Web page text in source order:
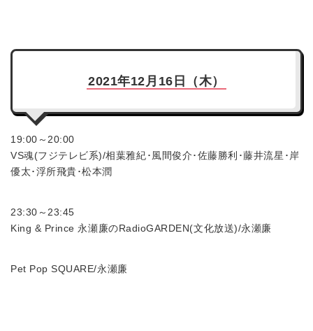
2021年12月16日（木）
19:00～20:00
VS魂(フジテレビ系)/相葉雅紀･風間俊介･佐藤勝利･藤井流星･岸
優太･浮所飛貴･松本潤
23:30～23:45
King & Prince 永瀬廉のRadioGARDEN(文化放送)/永瀬廉
Pet Pop SQUARE/永瀬廉